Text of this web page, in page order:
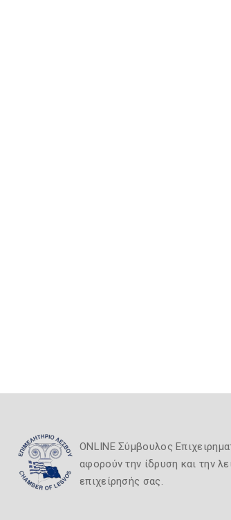
ONLINE Σύμβουλος
αφορούν την ίδρυση και την
επιχείρησής σας.